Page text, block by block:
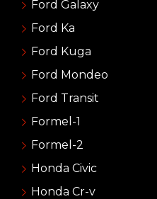
Ford Galaxy
Ford Ka
Ford Kuga
Ford Mondeo
Ford Transit
Formel-1
Formel-2
Honda Civic
Honda Cr-v